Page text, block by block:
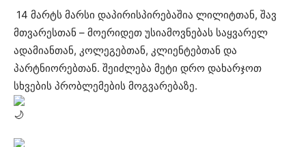
14 მარტს მარსი დაპირისპირებაშია ლილიტთან, შავ
მთვარესთან – მოერიდეთ უსიამოვნებას საყვარელ
ადამიანთან, კოლეგებთან, კლიენტებთან და
პარტნიორებთან. შეიძლება მეტი დრო დახარჯოთ
სხვების პრობლემების მოგვარებაზე.